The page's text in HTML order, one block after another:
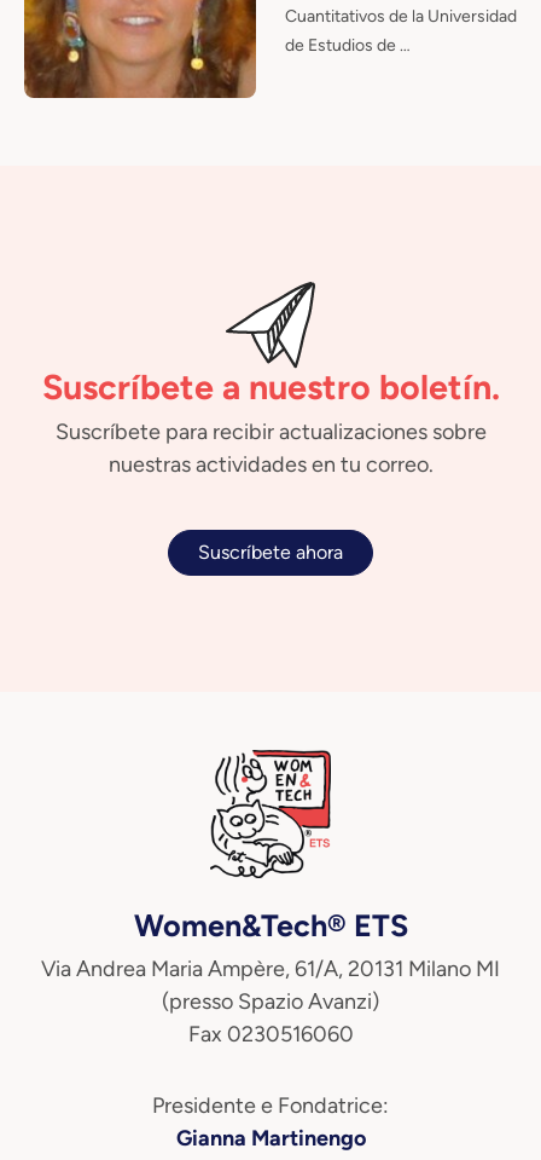
Cuantitativos de la Universidad
de Estudios de …
Suscríbete a nuestro boletín.
Suscríbete para recibir actualizaciones sobre
nuestras actividades en tu correo.
Suscríbete ahora
Women&Tech® ETS
Via Andrea Maria Ampère, 61/A, 20131 Milano MI
(presso Spazio Avanzi)
Fax 0230516060
Presidente e Fondatrice:
Gianna Martinengo